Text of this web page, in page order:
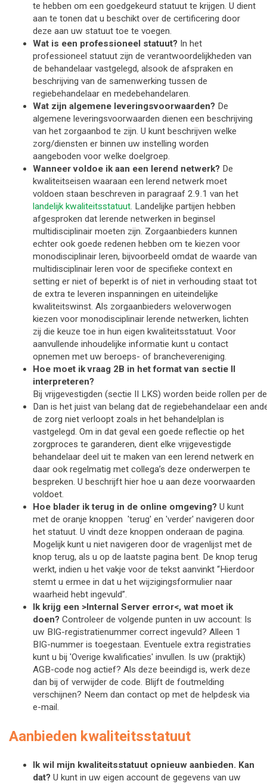
te hebben om een goedgekeurd statuut te krijgen. U dient
aan te tonen dat u beschikt over de certificering door
deze aan uw statuut toe te voegen.
Wat is een professioneel statuut? In het
professioneel statuut zijn de verantwoordelijkheden van
de behandelaar vastgelegd, alsook de afspraken en
beschrijving van de samenwerking tussen de
regiebehandelaar en medebehandelaren.
Wat zijn algemene leveringsvoorwaarden? De
algemene leveringsvoorwaarden dienen een beschrijving
van het zorgaanbod te zijn. U kunt beschrijven welke
zorg/diensten er binnen uw instelling worden
aangeboden voor welke doelgroep.
Wanneer voldoe ik aan een lerend netwerk? De
kwaliteitseisen waaraan een lerend netwerk moet
voldoen staan beschreven in paragraaf 2.9.1 van het
landelijk kwaliteitsstatuut. Landelijke partijen hebben
afgesproken dat lerende netwerken in beginsel
multidisciplinair moeten zijn. Zorgaanbieders kunnen
echter ook goede redenen hebben om te kiezen voor
monodisciplinair leren, bijvoorbeeld omdat de waarde van
multidisciplinair leren voor de specifieke context en
setting er niet of beperkt is of niet in verhouding staat tot
de extra te leveren inspanningen en uiteindelijke
kwaliteitswinst. Als zorgaanbieders weloverwogen
kiezen voor monodisciplinair lerende netwerken, lichten
zij die keuze toe in hun eigen kwaliteitsstatuut. Voor
aanvullende inhoudelijke informatie kunt u contact
opnemen met uw beroeps- of branchevereniging.
Hoe moet ik vraag 2B in het format van sectie II
interpreteren?
Bij vrijgevestigden (sectie II LKS) worden beide rollen per
Dan is het juist van belang dat de regiebehandelaar een
de zorg niet verloopt zoals in het behandelplan is
vastgelegd. Om in dat geval een goede reflectie op het
zorgproces te garanderen, dient elke vrijgevestigde
behandelaar deel uit te maken van een lerend netwerk en
daar ook regelmatig met collega’s deze onderwerpen te
bespreken. U beschrijft hier hoe u aan deze voorwaarden
voldoet.
Hoe blader ik terug in de online omgeving? U kunt
met de oranje knoppen 'terug' en 'verder' navigeren door
het statuut. U vindt deze knoppen onderaan de pagina.
Mogelijk kunt u niet navigeren door de vragenlijst met de
knop terug, als u op de laatste pagina bent. De knop terug
werkt, indien u het vakje voor de tekst aanvinkt “Hierdoor
stemt u ermee in dat u het wijzigingsformulier naar
waarheid hebt ingevuld”.
Ik krijg een >Internal Server error<, wat moet ik
doen? Controleer de volgende punten in uw account: Is
uw BIG-registratienummer correct ingevuld? Alleen 1
BIG-nummer is toegestaan. Eventuele extra registraties
kunt u bij 'Overige kwalificaties' invullen. Is uw (praktijk)
AGB-code nog actief? Als deze beeindigd is, werk deze
dan bij of verwijder de code. Blijft de foutmelding
verschijnen? Neem dan contact op met de helpdesk via
e-mail.
Aanbieden kwaliteitsstatuut
Ik wil mijn kwaliteitsstatuut opnieuw aanbieden. Kan
dat? U kunt in uw eigen account de gegevens van uw